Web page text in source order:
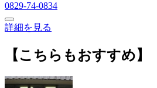
0829-74-0834
詳細を見る
【こちらもおすすめ】